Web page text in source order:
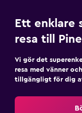
Ett enklare
resa till
Vi gör det
resa med vänner
tillgängligt för dig